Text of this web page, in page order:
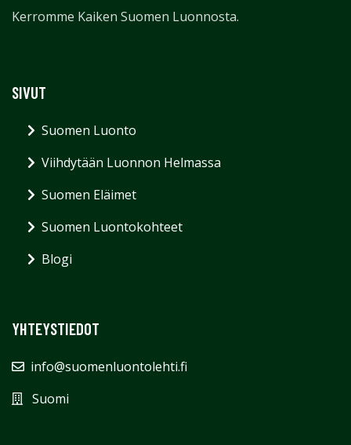
Kerromme Kaiken Suomen Luonnosta.
SIVUT
Suomen Luonto
Viihdytään Luonnon Helmassa
Suomen Eläimet
Suomen Luontokohteet
Blogi
YHTEYSTIEDOT
info@suomenluontolehti.fi
Suomi